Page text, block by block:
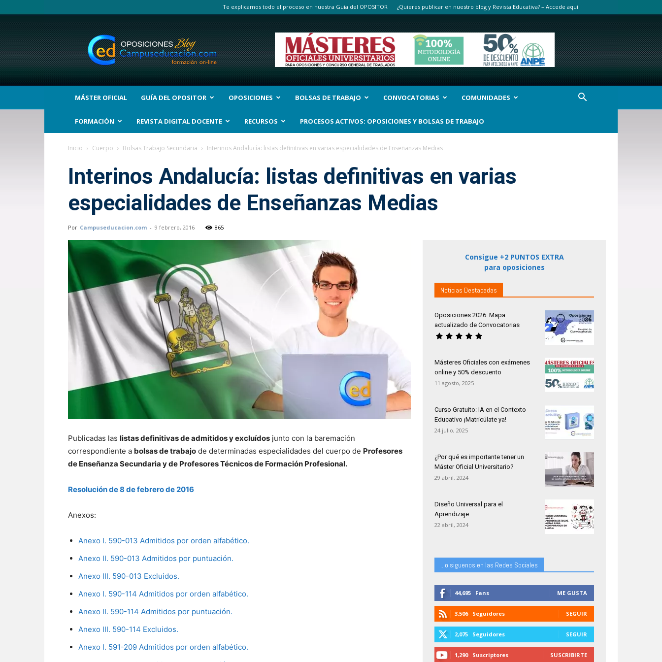
Te explicamos todo el proceso en nuestra Guía del OPOSITOR ¿Quieres publicar en nuestro blog y Revista Educativa? – Accede aquí
BLOG
Noticias
Oposiciones
y
bolsas
Trabajo
Interinos.
MÁSTER OFICIAL GUÍA DEL OPOSITOR OPOSICIONES BOLSAS DE TRABAJO CONVOCATORIAS COMUNIDADES
FORMACIÓN REVISTA DIGITAL DOCENTE RECURSOS PROCESOS ACTIVOS: OPOSICIONES Y BOLSAS DE TRABAJO
Inicio Cuerpo Bolsas Trabajo Secundaria Interinos Andalucía: listas definitivas en varias especialidades de Enseñanzas Medias
Interinos Andalucía: listas definitivas en varias
especialidades de Enseñanzas Medias
Por Campuseducacion.com - 9 febrero, 2016 865
Publicadas las listas definitivas de admitidos y excluídos junto con la baremación
correspondiente a bolsas de trabajo de determinadas especialidades del cuerpo de Profesores
de Enseñanza Secundaria y de Profesores Técnicos de Formación Profesional.
Resolución de 8 de febrero de 2016
Anexos:
Anexo I. 590-013 Admitidos por orden alfabético.
Anexo II. 590-013 Admitidos por puntuación.
Anexo III. 590-013 Excluidos.
Anexo I. 590-114 Admitidos por orden alfabético.
Anexo II. 590-114 Admitidos por puntuación.
Anexo III. 590-114 Excluidos.
Anexo I. 591-209 Admitidos por orden alfabético.
Consigue +2 PUNTOS EXTRA
para oposiciones
Noticias Destacadas
Oposiciones 2026: Mapa
actualizado de Convocatorias
Másteres Oficiales con exámenes
online y 50% descuento
11 agosto, 2025
Curso Gratuito: IA en el Contexto
Educativo ¡Matricúlate ya!
24 julio, 2025
¿Por qué es importante tener un
Máster Oficial Universitario?
29 abril, 2024
Diseño Universal para el
Aprendizaje
22 abril, 2024
...o siguenos en las Redes Sociales
44,695 Fans ME GUSTA
3,506 Seguidores SEGUIR
2,075 Seguidores SEGUIR
1,290 Suscriptores SUSCRIBIRTE